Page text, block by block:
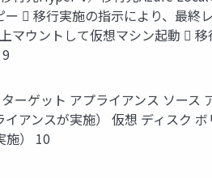
 移行実施の指示により、最終
ウントして仮想マシン起動 
ゲット アプライアンス ソース
アンスが実施） 仮想 ディスク
施） 10